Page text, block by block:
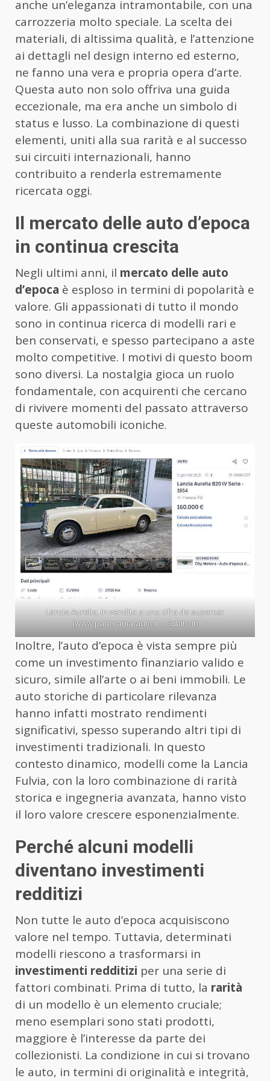
anche un’eleganza intramontabile, con una
carrozzeria molto speciale. La scelta dei
materiali, di altissima qualità, e l’attenzione
ai dettagli nel design interno ed esterno,
ne fanno una vera e propria opera d’arte.
Questa auto non solo offriva una guida
eccezionale, ma era anche un simbolo di
status e lusso. La combinazione di questi
elementi, uniti alla sua rarità e al successo
sui circuiti internazionali, hanno
contribuito a renderla estremamente
ricercata oggi.
Il mercato delle auto d’epoca
in continua crescita
Negli ultimi anni, il mercato delle auto
d’epoca è esploso in termini di popolarità e
valore. Gli appassionati di tutto il mondo
sono in continua ricerca di modelli rari e
ben conservati, e spesso partecipano a aste
molto competitive. I motivi di questo boom
sono diversi. La nostalgia gioca un ruolo
fondamentale, con acquirenti che cercano
di rivivere momenti del passato attraverso
queste automobili iconiche.
Lancia Aurelia, in vendita a una cifra da supercar
(www.panorama-auto.it – Subito.it)
Inoltre, l’auto d’epoca è vista sempre più
come un investimento finanziario valido e
sicuro, simile all’arte o ai beni immobili. Le
auto storiche di particolare rilevanza
hanno infatti mostrato rendimenti
significativi, spesso superando altri tipi di
investimenti tradizionali. In questo
contesto dinamico, modelli come la Lancia
Fulvia, con la loro combinazione di rarità
storica e ingegneria avanzata, hanno visto
il loro valore crescere esponenzialmente.
Perché alcuni modelli
diventano investimenti
redditizi
Non tutte le auto d’epoca acquisiscono
valore nel tempo. Tuttavia, determinati
modelli riescono a trasformarsi in
investimenti redditizi per una serie di
fattori combinati. Prima di tutto, la rarità
di un modello è un elemento cruciale;
meno esemplari sono stati prodotti,
maggiore è l’interesse da parte dei
collezionisti. La condizione in cui si trovano
le auto, in termini di originalità e integrità,